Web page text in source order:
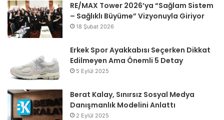
RE/MAX Tower 2026’ya “Sağlam Sistem
– Sağlıklı Büyüme” Vizyonuyla Giriyor
18 Şubat 2026
Erkek Spor Ayakkabısı Seçerken Dikkat
Edilmeyen Ama Önemli 5 Detay
5 Eylül 2025
Berat Kalay, Sınırsız Sosyal Medya
Danışmanlık Modelini Anlattı
2 Eylül 2025